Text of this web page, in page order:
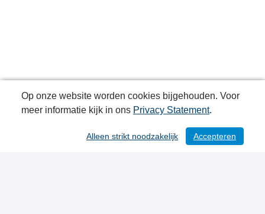
/ 223
Op onze website worden cookies bijgehouden. Voor
meer informatie kijk in ons Privacy Statement.
Accepteren
Alleen strikt noodzakelijk